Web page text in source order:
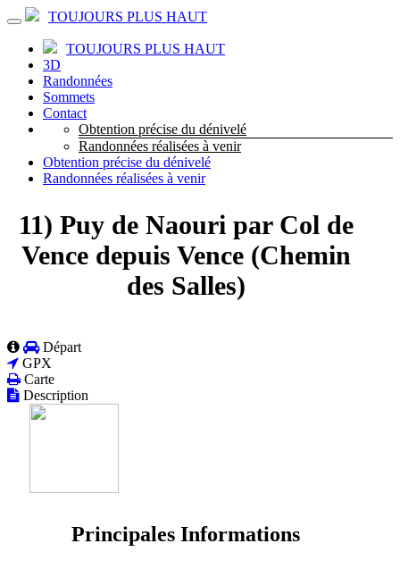
TOUJOURS PLUS HAUT
TOUJOURS PLUS HAUT
3D
Randonnées
Sommets
Contact
Obtention précise du dénivelé
Randonnées réalisées à venir
Obtention précise du dénivelé
Randonnées réalisées à venir
11) Puy de Naouri par Col de
Vence depuis Vence (Chemin
des Salles)
Départ
GPX
Carte
Description
Principales Informations